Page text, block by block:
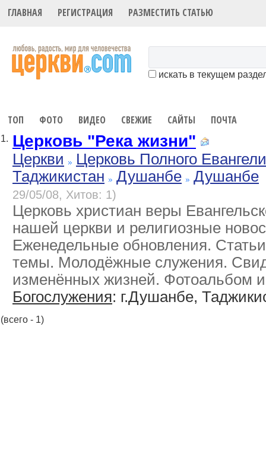
ГЛАВНАЯ РЕГИСТРАЦИЯ РАЗМЕСТИТЬ СТАТЬЮ
искать в текущем
ТОП ФОТО ВИДЕО СВЕЖИЕ САЙТЫ ПОЧТА
1. Церковь "Река жизни"
Церкви
Церковь Полного
Таджикистан
Душанбе Душанбе
29/05/08, Хитов: 1)
Церковь христиан веры
нашей церкви и религиозные
Еженедельные обновления.
темы. Молодёжные служения.
изменённых жизней. Фотоальбом
Богослужения: г.Душанбе,
(всего - 1)